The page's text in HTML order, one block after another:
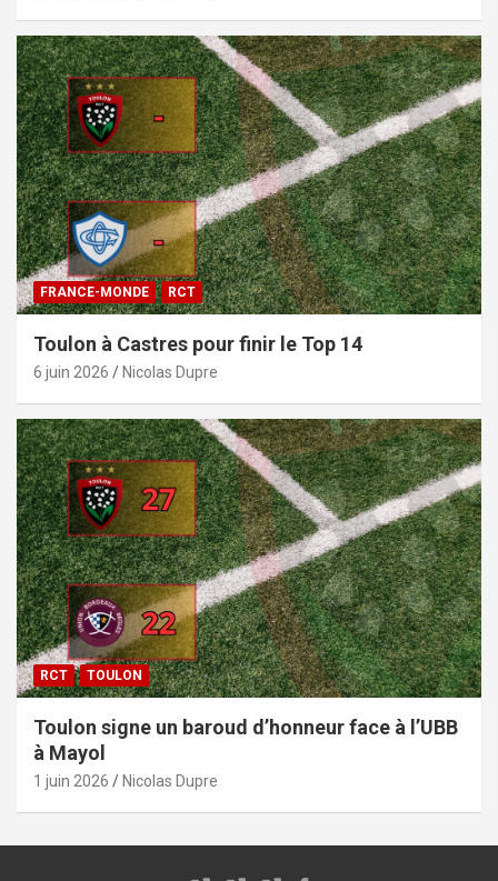
FRANCE-MONDE RCT
Toulon à Castres pour finir le Top 14
6 juin 2026 Nicolas Dupre
RCT TOULON
Toulon signe un baroud d’honneur face à l’UBB
à Mayol
1 juin 2026 Nicolas Dupre